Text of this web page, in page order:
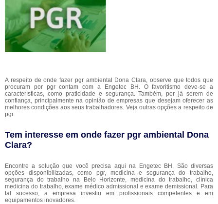
A respeito de onde fazer pgr ambiental Dona Clara, observe que todos que
procuram por pgr contam com a Engetec BH. O favoritismo deve-se a
características, como praticidade e segurança. Também, por já serem de
confiança, principalmente na opinião de empresas que desejam oferecer as
melhores condições aos seus trabalhadores. Veja outras opções a respeito de
pgr.
Tem interesse em onde fazer pgr ambiental Dona
Clara?
Encontre a solução que você precisa aqui na Engetec BH. São diversas
opções disponibilizadas, como pgr, medicina e segurança do trabalho,
segurança do trabalho na Belo Horizonte, medicina do trabalho, clínica
medicina do trabalho, exame médico admissional e exame demissional. Para
tal sucesso, a empresa investiu em profissionais competentes e em
equipamentos inovadores.